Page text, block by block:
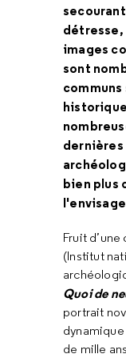
images
sont
dernières
bien plus
Fruit
(Institut
Quoi de
portrait
de mille